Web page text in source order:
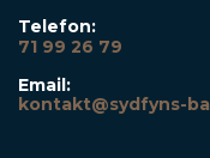
Telefon:
71 99 26 79
Email:
kontakt@sydfyns-